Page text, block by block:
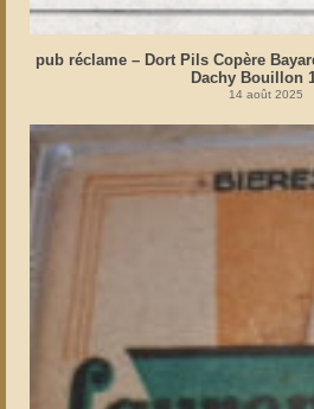
pub réclame – Dort Pils Copère
Dachy Bouillon
14 août 2025